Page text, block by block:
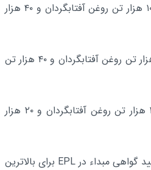
- مازندران: ۴۰۰ هزار تن جو، ۱۰۰ هزار تن روغن آفتابگردان و ۴۰ هزار
- گیلان: ۴۰۰ هزار تن جو، ۱۰۰ هزار تن روغن آفتابگردان و ۴۰ هزار تن
- گلستان: ۱۰۰ هزار تن جو، ۲۰ هزار تن روغن آفتابگردان و ۲۰ هزار
۱- ایجاد دسترسی بررسی و تأیید گواهی مبداء در EPL برای بالاترین